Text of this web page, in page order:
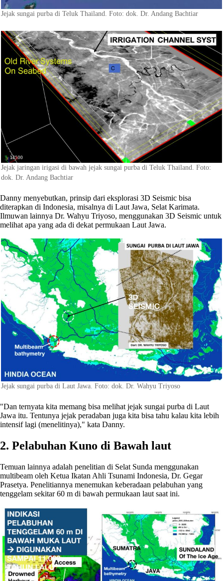
Jejak sungai purba di Teluk Thailand. Foto: dok. Dr. Andang Bachtiar
Jejak jaringan irigasi di bawah jejak sungai purba di Teluk Thailand. Foto:
dok. Dr. Andang Bachtiar
Danny menyebutkan, prinsip dari eksplorasi 3D Seismic bisa
diterapkan di Indonesia, misalnya di Laut Jawa, Selat Karimata.
Ilmuwan lainnya Dr. Wahyu Triyoso, menggunakan 3D Seismic untuk
melihat apa yang ada di dekat permukaan Laut Jawa.
Jejak sungai purba di Laut Jawa. Foto: dok. Dr. Wahyu Triyoso
"Dan ternyata kita memang bisa melihat jejak sungai purba di Laut
Jawa itu. Tentunya jejak peradaban juga kita bisa tahu kalau kita lebih
intensif lagi (menelitinya)," kata Danny.
2. Pelabuhan Kuno di Bawah laut
Temuan lainnya adalah penelitian di Selat Sunda menggunakan
multibeam oleh Ketua Ikatan Ahli Tsunami Indonesia, Dr. Gegar
Prasetya. Penelitiannya menemukan keberadaan pelabuhan yang
tenggelam sekitar 60 m di bawah permukaan laut saat ini.